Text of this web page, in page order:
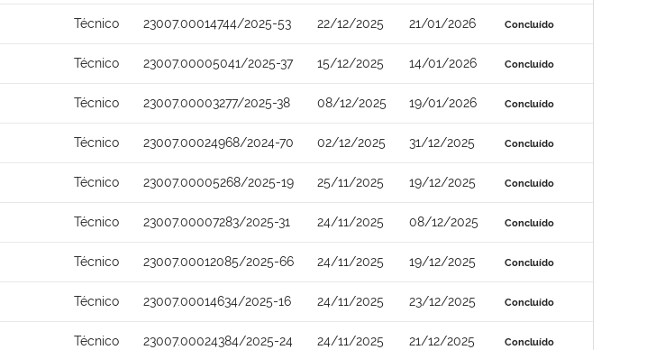
Técnico 23007.00014744/2025-53 22/12/2025 21/01/2026 Concluído
Técnico 23007.00005041/2025-37 15/12/2025 14/01/2026 Concluído
Técnico 23007.00003277/2025-38 08/12/2025 19/01/2026 Concluído
Técnico 23007.00024968/2024-70 02/12/2025 31/12/2025 Concluído
Técnico 23007.00005268/2025-19 25/11/2025 19/12/2025 Concluído
Técnico 23007.00007283/2025-31 24/11/2025 08/12/2025 Concluído
Técnico 23007.00012085/2025-66 24/11/2025 19/12/2025 Concluído
Técnico 23007.00014634/2025-16 24/11/2025 23/12/2025 Concluído
Técnico 23007.00024384/2025-24 24/11/2025 21/12/2025 Concluído